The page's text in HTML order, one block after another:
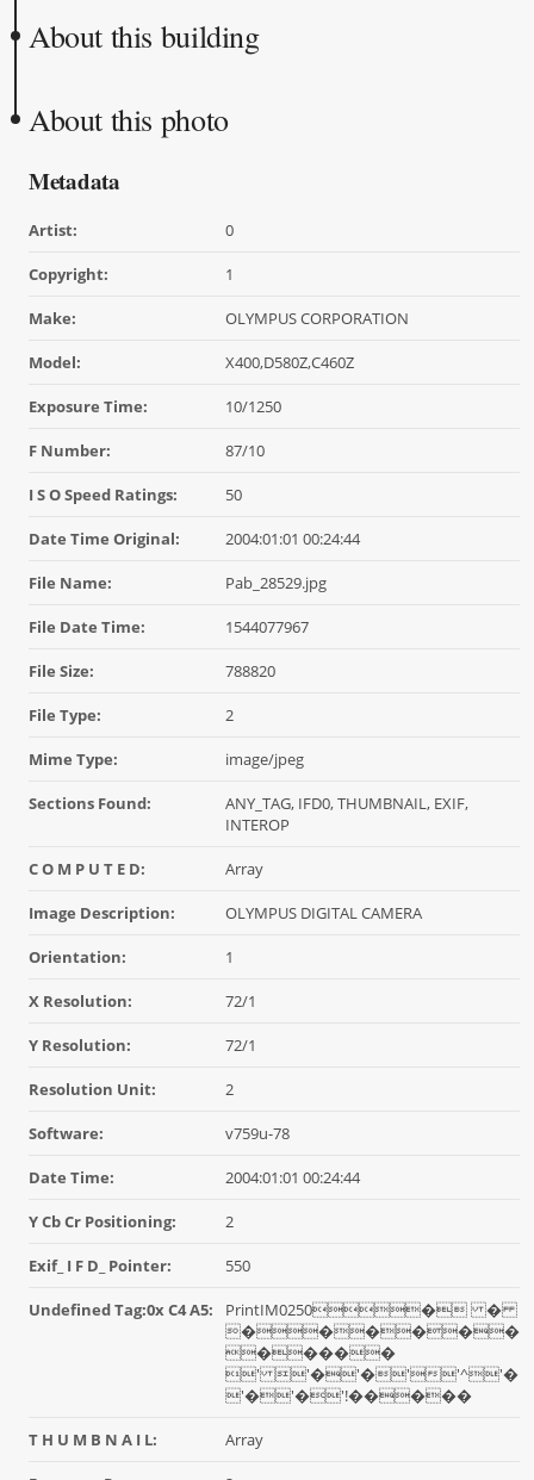
About this building
About this photo
Metadata
Artist: 0
Copyright: 1
Make: OLYMPUS CORPORATION
Model: X400,D580Z,C460Z
Exposure Time: 10/1250
F Number: 87/10
I S O Speed Ratings: 50
Date Time Original: 2004:01:01 00:24:44
File Name: Pab_28529.jpg
File Date Time: 1544077967
File Size: 788820
File Type: 2
Mime Type: image/jpeg
Sections Found:
ANY_TAG, IFD0, THUMBNAIL, EXIF,
INTEROP
C O M P U T E D: Array
Image Description: OLYMPUS DIGITAL CAMERA
Orientation: 1
X Resolution: 72/1
Y Resolution: 72/1
Resolution Unit: 2
Software: v759u-78
Date Time: 2004:01:01 00:24:44
Y Cb Cr Positioning: 2
Exif_ I F D_ Pointer: 550
Undefined Tag:0x C4 A5:
PrintIM0250� �
������
�����
' '�'�''^'�
'�'�'!�����
T H U M B N A I L: Array